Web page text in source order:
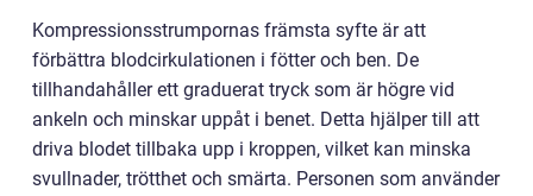
Kompressionsstrumpornas främsta syfte är att
förbättra blodcirkulationen i fötter och ben. De
tillhandahåller ett graduerat tryck som är högre vid
ankeln och minskar uppåt i benet. Detta hjälper till att
driva blodet tillbaka upp i kroppen, vilket kan minska
svullnader, trötthet och smärta. Personen som använder